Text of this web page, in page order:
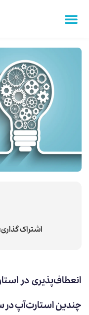
اشتراک گذاری:
انعطاف‌پذیری در
چندین استارت‌آپ در سال‌های